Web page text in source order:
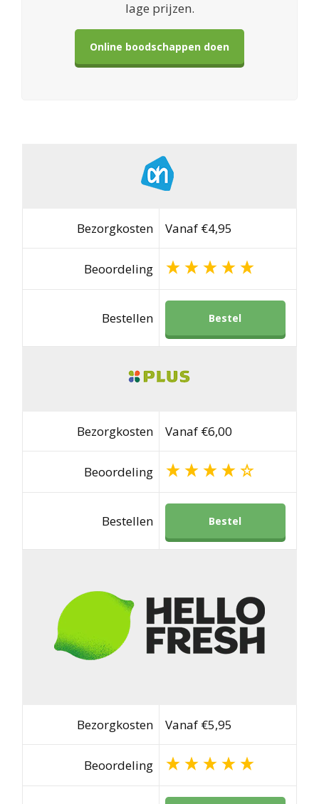
lage prijzen.
Online boodschappen doen
Bezorgkosten Vanaf €4,95
Beoordeling
Bestellen Bestel
Bezorgkosten Vanaf €6,00
Beoordeling
Bestellen Bestel
Bezorgkosten Vanaf €5,95
Beoordeling